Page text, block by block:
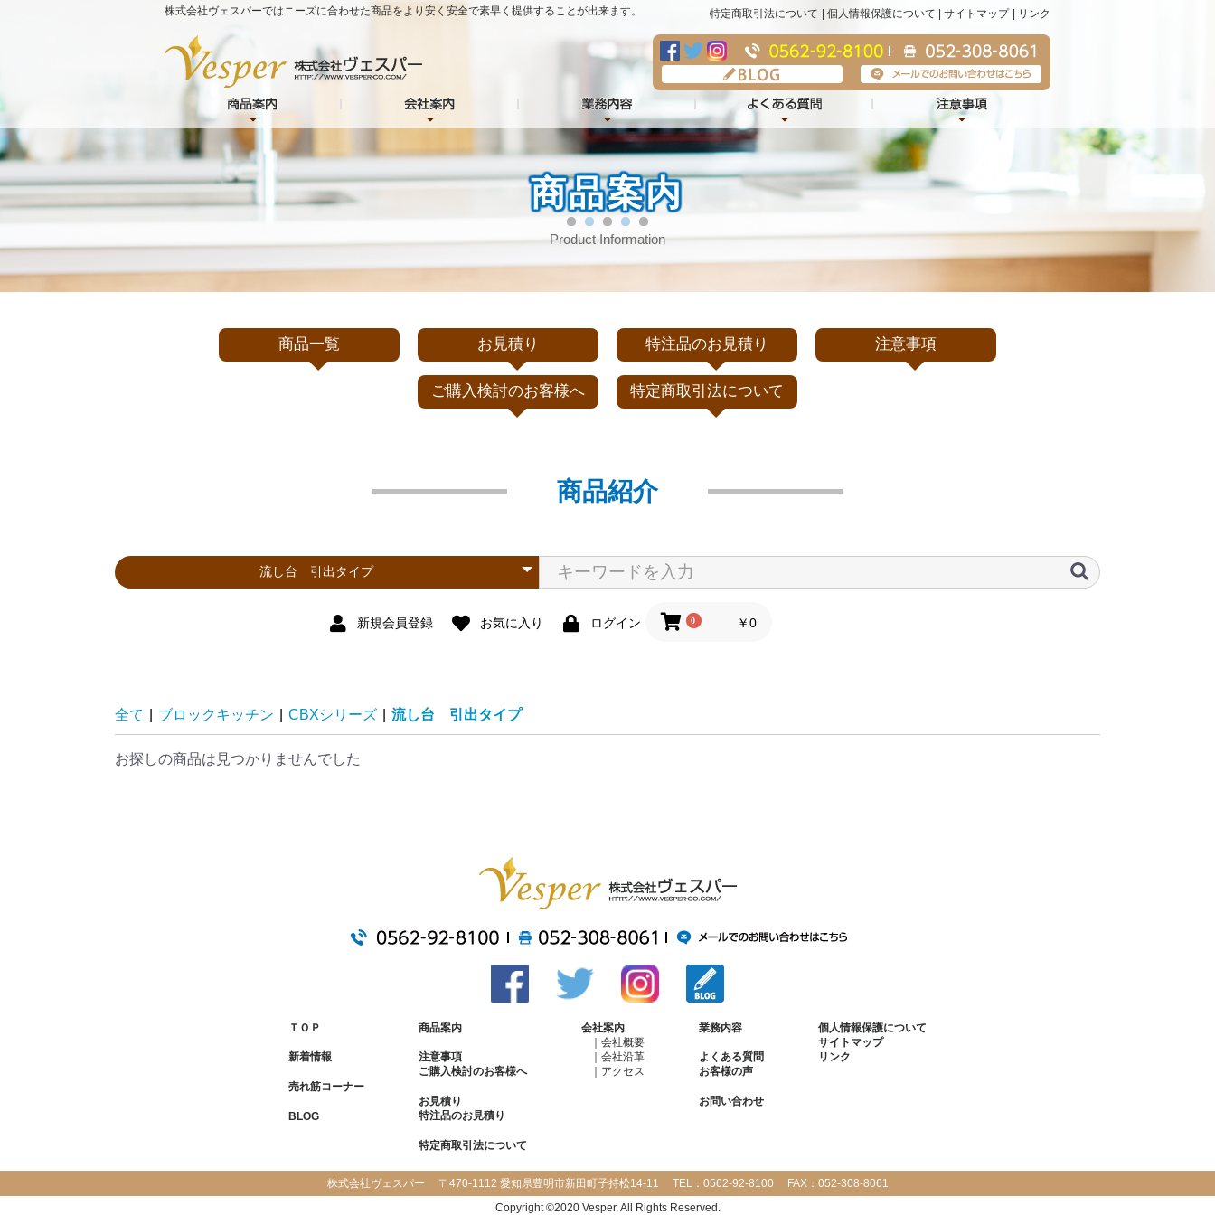
株式会社ヴェスパーではニーズに合わせた商品をより安く安全で素早く提供することが出来ます。 特定商取引法について 個人情報保護について サイトマップ リンク
商品案内
Product Information
商品一覧 お見積り 特注品のお見積り 注意事項
ご購入検討のお客様へ 特定商取引法について
商品紹介
新規会員登録 お気に入り ログイン 0 ￥0
全て ブロックキッチン CBXシリーズ 流し台 引出タイプ
お探しの商品は見つかりませんでした
ＴＯＰ
新着情報
売れ筋コーナー
BLOG
商品案内
注意事項
ご購入検討のお客様へ
お見積り
特注品のお見積り
特定商取引法について
会社案内
会社概要
会社沿革
アクセス
業務内容
よくある質問
お客様の声
お問い合わせ
個人情報保護について
サイトマップ
リンク
株式会社ヴェスパー 〒470-1112 愛知県豊明市新田町子持松14-11 TEL： 0562-92-8100 FAX： 052-308-8061
Copyright ©2020 Vesper. All Rights Reserved.